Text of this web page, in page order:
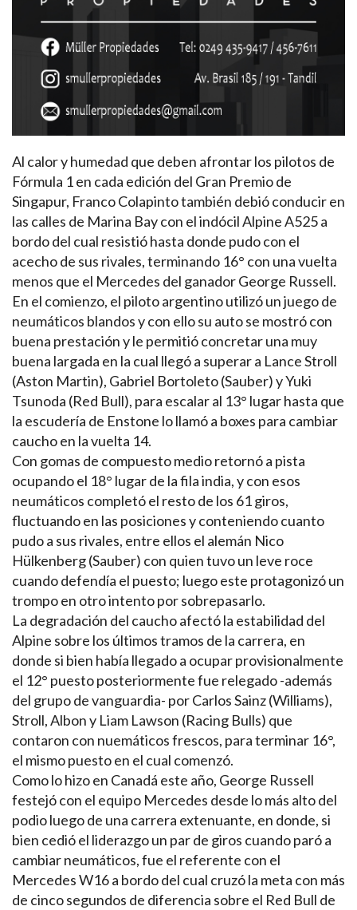
Al calor y humedad que deben afrontar los pilotos de
Fórmula 1 en cada edición del Gran Premio de
Singapur, Franco Colapinto también debió conducir en
las calles de Marina Bay con el indócil Alpine A525 a
bordo del cual resistió hasta donde pudo con el
acecho de sus rivales, terminando 16° con una vuelta
menos que el Mercedes del ganador George Russell.
En el comienzo, el piloto argentino utilizó un juego de
neumáticos blandos y con ello su auto se mostró con
buena prestación y le permitió concretar una muy
buena largada en la cual llegó a superar a Lance Stroll
(Aston Martin), Gabriel Bortoleto (Sauber) y Yuki
Tsunoda (Red Bull), para escalar al 13° lugar hasta que
la escudería de Enstone lo llamó a boxes para cambiar
caucho en la vuelta 14.
Con gomas de compuesto medio retornó a pista
ocupando el 18° lugar de la fila india, y con esos
neumáticos completó el resto de los 61 giros,
fluctuando en las posiciones y conteniendo cuanto
pudo a sus rivales, entre ellos el alemán Nico
Hülkenberg (Sauber) con quien tuvo un leve roce
cuando defendía el puesto; luego este protagonizó un
trompo en otro intento por sobrepasarlo.
La degradación del caucho afectó la estabilidad del
Alpine sobre los últimos tramos de la carrera, en
donde si bien había llegado a ocupar provisionalmente
el 12° puesto posteriormente fue relegado -además
del grupo de vanguardia- por Carlos Sainz (Williams),
Stroll, Albon y Liam Lawson (Racing Bulls) que
contaron con nuemáticos frescos, para terminar 16°,
el mismo puesto en el cual comenzó.
Como lo hizo en Canadá este año, George Russell
festejó con el equipo Mercedes desde lo más alto del
podio luego de una carrera extenuante, en donde, si
bien cedió el liderazgo un par de giros cuando paró a
cambiar neumáticos, fue el referente con el
Mercedes W16 a bordo del cual cruzó la meta con más
de cinco segundos de diferencia sobre el Red Bull de